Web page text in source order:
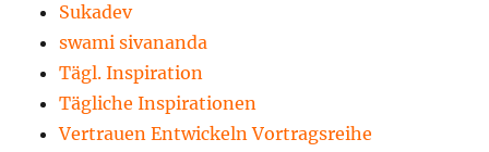
Sukadev
swami sivananda
Tägl. Inspiration
Tägliche Inspirationen
Vertrauen Entwickeln Vortragsreihe